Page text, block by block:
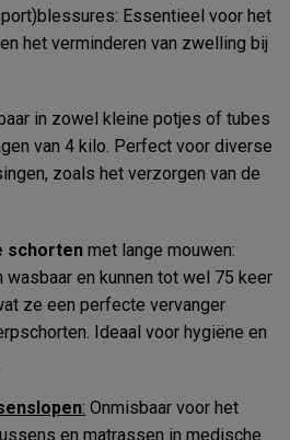
Essentieel voor het
het verminderen van zwelling bij
in zowel kleine potjes of tubes
van 4 kilo. Perfect voor diverse
zoals het verzorgen van de
schorten met lange mouwen:
wasbaar en kunnen tot wel 75 keer
ze een perfecte vervanger
Ideaal voor hygiëne en
: Onmisbaar voor het
en matrassen in medische